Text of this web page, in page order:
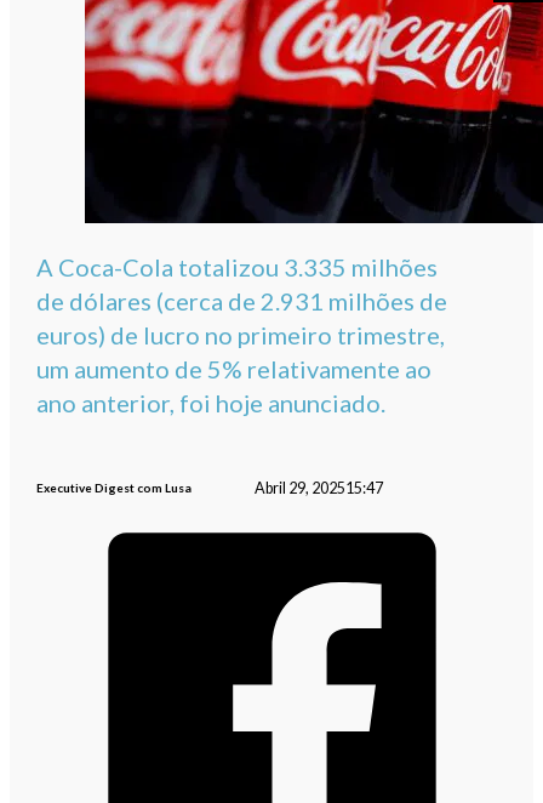
A Coca-Cola totalizou 3.335 milhões
de dólares (cerca de 2.931 milhões de
euros) de lucro no primeiro trimestre,
um aumento de 5% relativamente ao
ano anterior, foi hoje anunciado.
Executive Digest com Lusa Abril 29, 202515:47